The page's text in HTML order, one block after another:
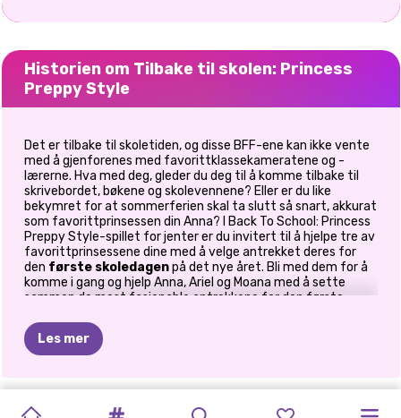
Historien om Tilbake til skolen: Princess
Preppy Style
Det er tilbake til skoletiden, og disse BFF-ene kan ikke vente
med å gjenforenes med favorittklassekameratene og -
lærerne. Hva med deg, gleder du deg til å komme tilbake til
skrivebordet, bøkene og skolevennene? Eller er du like
bekymret for at sommerferien skal ta slutt så snart, akkurat
som favorittprinsessen din Anna? I Back To School: Princess
Preppy Style-spillet for jenter er du invitert til å hjelpe tre av
favorittprinsessene dine med å velge antrekket deres for
den første skoledagenpå det nye året. Bli med dem for å
komme i gang og hjelp Anna, Ariel og Moana med å sette
sammen de mest fasjonable antrekkene for den første
best, og gjør dem til «A»-studenter med bare noen få klikk.
Ha en flott tid med å spille
Prinxy.app!
Les mer
JENNER
TOPPMODELL DIN
TILBAKE PRINSESSER MONSTER